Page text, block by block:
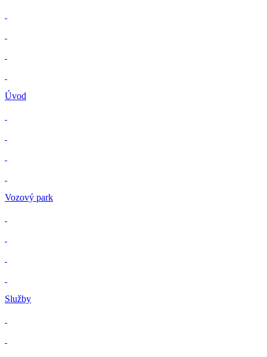
Úvod
Vozový park
Služby